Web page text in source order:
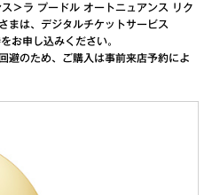
＞ラ プードル オートニュアンス リク
まは、デジタルチケットサービス
お申し込みください。
避のため、ご購入は事前来店予約によ